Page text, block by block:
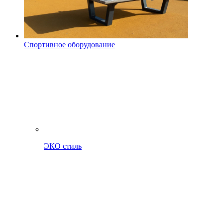
Спортивное оборудование
ЭКО стиль